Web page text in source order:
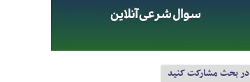
در بحث مشارکت کنید